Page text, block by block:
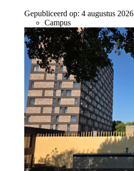
Gepubliceerd op: 4 augustus 2026
Campus